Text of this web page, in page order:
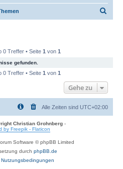
0 Treffer • Seite 1 von 1
gefunden.
0 Treffer • Seite 1 von 1
Gehe zu
Alle Zeiten sind UTC+02:00
Christian Grohnberg-
by Freepik - Flaticon
Software © phpBB Limited
durch phpBB.de
Nutzungsbedingungen